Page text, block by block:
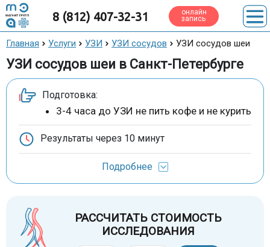
8 (812) 407-32-31 онлайн
запись
Главная Услуги УЗИ УЗИ сосудов УЗИ сосудов шеи
УЗИ сосудов шеи в Санкт-Петербурге
РАССЧИТАТЬ СТОИМОСТЬ
ИССЛЕДОВАНИЯ
Подготовка:
3-4 часа до УЗИ не пить кофе и не курить
Результаты через 10 минут
Подробнее